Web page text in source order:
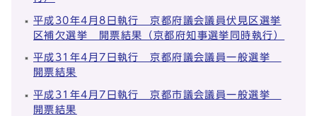
平成30年4月8日執行 京都府議会議員伏見区選挙
区補欠選挙 開票結果（京都府知事選挙同時執行）
平成31年4月7日執行 京都府議会議員一般選挙
開票結果
平成31年4月7日執行 京都市議会議員一般選挙
開票結果